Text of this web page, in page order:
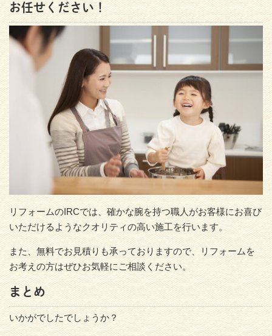
お任せください！
リフォームのIRCでは、確かな腕を持つ職人がお客様にお喜び
いただけるようなクオリティの高い施工を行います。
また、無料でお見積りも承っておりますので、リフォームを
お考えの方はぜひお気軽にご相談ください。
まとめ
いかがでしたでしょうか？